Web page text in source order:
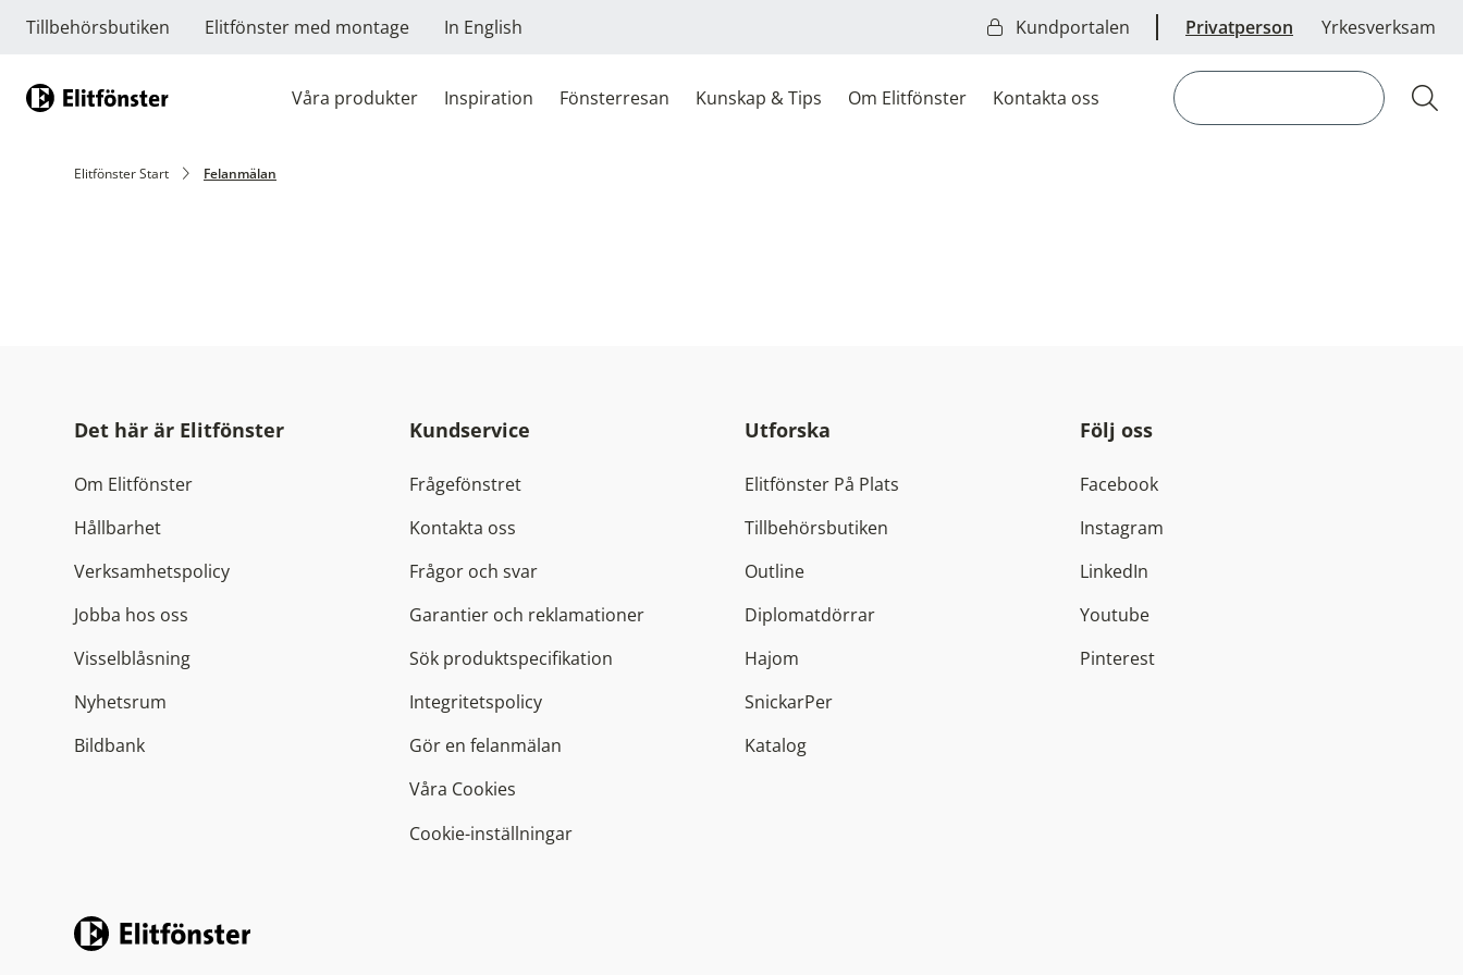
Tillbehörsbutiken Elitfönster med montage In English Kundportalen Privatperson Yrkesverksam
Våra produkter Inspiration Fönsterresan Kunskap & Tips Om Elitfönster Kontakta oss
Elitfönster Start Felanmälan
Det här är Elitfönster
Om Elitfönster
Hållbarhet
Verksamhetspolicy
Jobba hos oss
Visselblåsning
Nyhetsrum
Bildbank
Kundservice
Frågefönstret
Kontakta oss
Frågor och svar
Garantier och reklamationer
Sök produktspecifikation
Integritetspolicy
Gör en felanmälan
Våra Cookies
Cookie-inställningar
Utforska
Elitfönster På Plats
Tillbehörsbutiken
Outline
Diplomatdörrar
Hajom
SnickarPer
Katalog
Följ oss
Facebook
Instagram
LinkedIn
Youtube
Pinterest